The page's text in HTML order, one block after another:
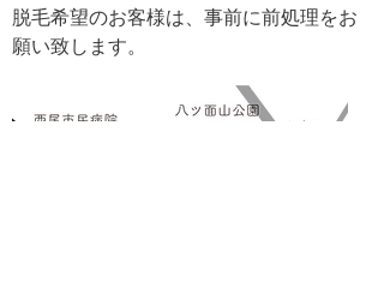
脱毛希望のお客様は、事前に前処理をお
願い致します。